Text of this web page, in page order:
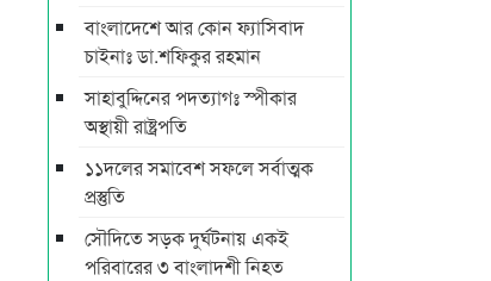
বাংলাদেশে আর কোন ফ্যাসিবাদ
চাইনাঃ ডা.শফিকুর রহমান
সাহাবুদ্দিনের পদত্যাগঃ স্পীকার
অস্থায়ী রাষ্ট্রপতি
১১দলের সমাবেশ সফলে সর্বাত্মক
প্রস্তুতি
সৌদিতে সড়ক দুর্ঘটনায় একই
পরিবারের ৩ বাংলাদশী নিহত